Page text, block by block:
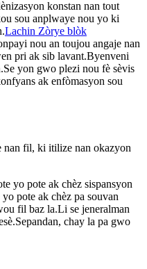
konstan nan tout
sou anplwaye nou yo ki
Lachin Zòrye blòk
nou an toujou angaje nan
pri ak sib lavant.Byenveni
yon gwo plezi nou fè sèvis
ak enfòmasyon sou
nan fil, ki itilize nan okazyon
yo pote ak chèz sispansyon
pote ak chèz pa souvan
fil baz la.Li se jeneralman
chay la pa gwo